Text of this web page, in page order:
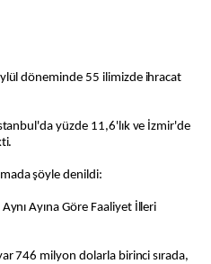
döneminde 55 ilimizde ihracat
yüzde 11,6'lık ve İzmir'de
şöyle denildi:
Aynı Ayına Göre Faaliyet İlleri
746 milyon dolarla birinci sırada,